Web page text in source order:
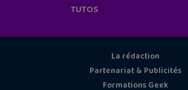
TUTOS
La rédaction
Partenariat & Publicités
Formations Geek